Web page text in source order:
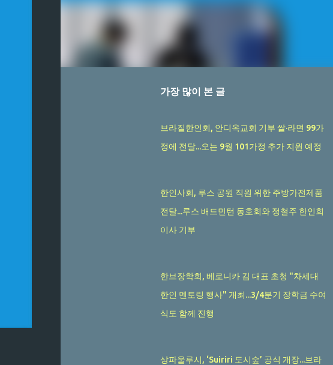
가장 많이 본 글
브라질한인회, 안디옥교회 기부 쌀·라면 99가
정에 전달...오는 9월 101가정 추가 지원 예정
한인사회, 루스 공원 직원 위한 주방가전제품
전달...루스 배드민턴 동호회와 정철주 한인회
이사 기부
한브장학회, 베로니카 김 대표 초청 "차세대
한인 멘토링 행사" 개최...3/4분기 장학금 수여
식도 함께 진행
상파울루시, ‘Suiriri 도시숲’ 공식 개장...브라